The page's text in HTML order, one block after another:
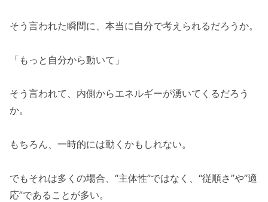
そう言われた瞬間に、本当に自分で考えられるだろうか。
「もっと自分から動いて」
そう言われて、内側からエネルギーが湧いてくるだろう
か。
もちろん、一時的には動くかもしれない。
でもそれは多くの場合、“主体性”ではなく、“従順さ”や“適
応”であることが多い。